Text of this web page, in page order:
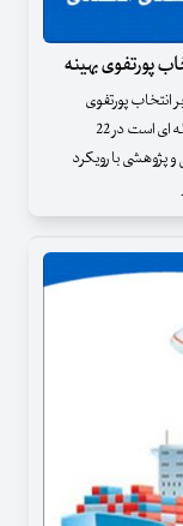
پورتفوی بهینه
انتخاب پورتفوی
بهینه، مطالعه موردی بازار بورس اوراق بهادار تهران" مقاله ای است در 22
و پژوهشی با رویکرد